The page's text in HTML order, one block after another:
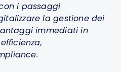
i passaggi
la gestione dei
immediati in